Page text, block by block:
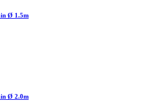
Ø 1.5m
Ø 2.0m